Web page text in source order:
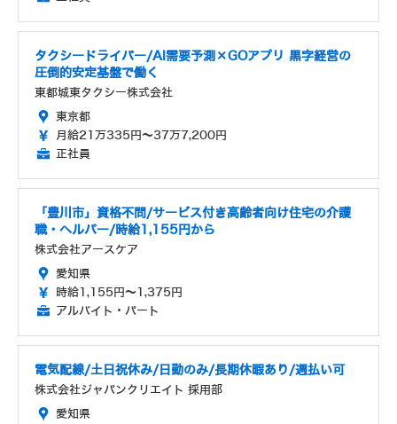
タクシードライバー/AI需要予測×GOアプリ 黒字経営の
圧倒的安定基盤で働く
東都城東タクシー株式会社
東京都
月給21万335円～37万7,200円
正社員
「豊川市」資格不問/サービス付き高齢者向け住宅の介護
職・ヘルパー/時給1,155円から
株式会社アースケア
愛知県
時給1,155円～1,375円
アルバイト・パート
電気配線/土日祝休み/日勤のみ/長期休暇あり/週払い可
株式会社ジャパンクリエイト 採用部
愛知県